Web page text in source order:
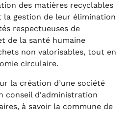
des matières recyclables
la gestion de leur élimination
respectueuses de
de la santé humaine
non valorisables, tout en
circulaire.
la création d’une société
conseil d'administration
à savoir la commune de